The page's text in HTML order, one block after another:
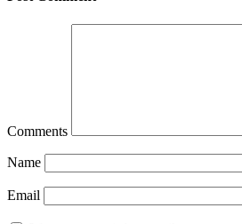
Comments
Name
Email